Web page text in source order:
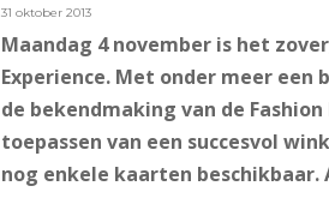
31 oktober 2013
Maandag 4 november is het
Experience. Met onder meer een
de bekendmaking van de
toepassen van een succesvol
nog enkele kaarten beschikbaar.